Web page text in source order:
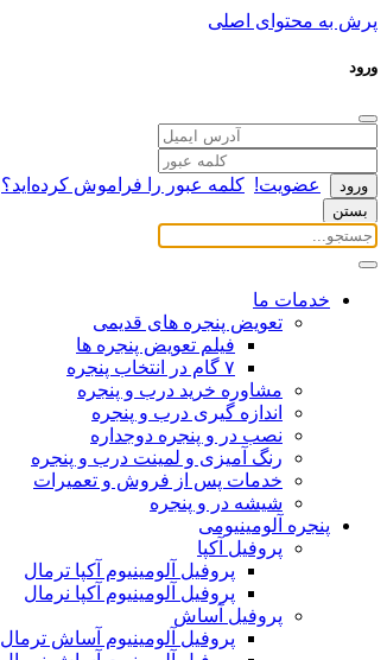
پرش به محتوای اصلی
ورود
عضویت! کلمه عبور را فراموش کرده‌اید؟
بستن
خدمات ما
تعویض پنجره های قدیمی
فیلم تعویض پنجره ها
۷ گام در انتخاب پنجره
مشاوره خرید درب و پنجره
اندازه گیری درب و پنجره
نصب در و پنجره دوجداره
رنگ آمیزی و لمینت درب و پنجره
خدمات پس از فروش و تعمیرات
شیشه در و پنجره
پنجره آلومینیومی
پروفیل آکپا
پروفیل آلومینیوم آکپا ترمال
پروفیل آلومینیوم آکپا نرمال
پروفیل آساش
پروفیل آلومینیوم آساش ترمال